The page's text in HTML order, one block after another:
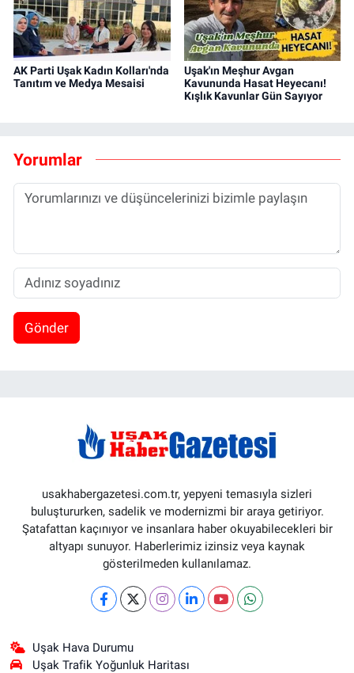
AK Parti Uşak Kadın Kolları'nda
Tanıtım ve Medya Mesaisi
Uşak'ın Meşhur Avgan
Kavununda Hasat Heyecanı!
Kışlık Kavunlar Gün Sayıyor
Yorumlar
Gönder
usakhabergazetesi.com.tr, yepyeni temasıyla sizleri
buluştururken, sadelik ve modernizmi bir araya getiriyor.
Şatafattan kaçınıyor ve insanlara haber okuyabilecekleri bir
altyapı sunuyor. Haberlerimiz izinsiz veya kaynak
gösterilmeden kullanılamaz.
Uşak Hava Durumu
Uşak Trafik Yoğunluk Haritası